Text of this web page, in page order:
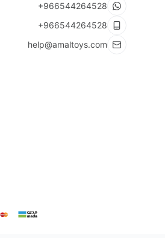
+966544264528
+966544264528
help@amaltoys.com